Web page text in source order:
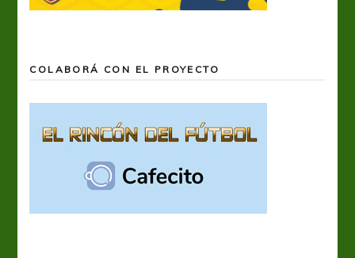
COLABORÁ CON EL PROYECTO